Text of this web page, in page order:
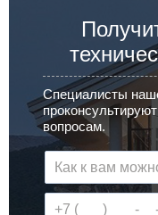
Специалисты
вопросам.